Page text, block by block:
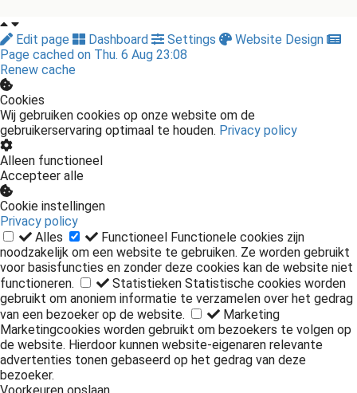
Edit page Dashboard Settings
Website Design
Page cached on Thu. 6 Aug 23:08
Renew cache
Cookies
Wij gebruiken cookies op onze website om de
gebruikerservaring optimaal te houden. Privacy policy
Alleen functioneel
Accepteer alle
Cookie instellingen
Privacy policy
Alles
Functioneel Functionele cookies zijn
noodzakelijk om een website te gebruiken. Ze worden gebruikt
voor basisfuncties en zonder deze cookies kan de website niet
functioneren.
Statistieken Statistische cookies worden
gebruikt om anoniem informatie te verzamelen over het gedrag
van een bezoeker op de website.
Marketing
Marketingcookies worden gebruikt om bezoekers te volgen op
de website. Hierdoor kunnen website-eigenaren relevante
advertenties tonen gebaseerd op het gedrag van deze
bezoeker.